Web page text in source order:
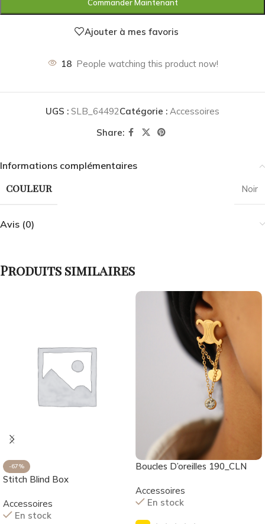
Commander Maintenant
Ajouter à mes favoris
18 People watching this product now!
UGS : SLB_64492Catégorie : Accessoires
Share:
Informations complémentaires
COULEUR Noir
Avis (0)
Produits similaires
-67%
Stitch Blind Box
Accessoires
En stock
Boucles D’oreilles 190_CLN
Accessoires
En stock